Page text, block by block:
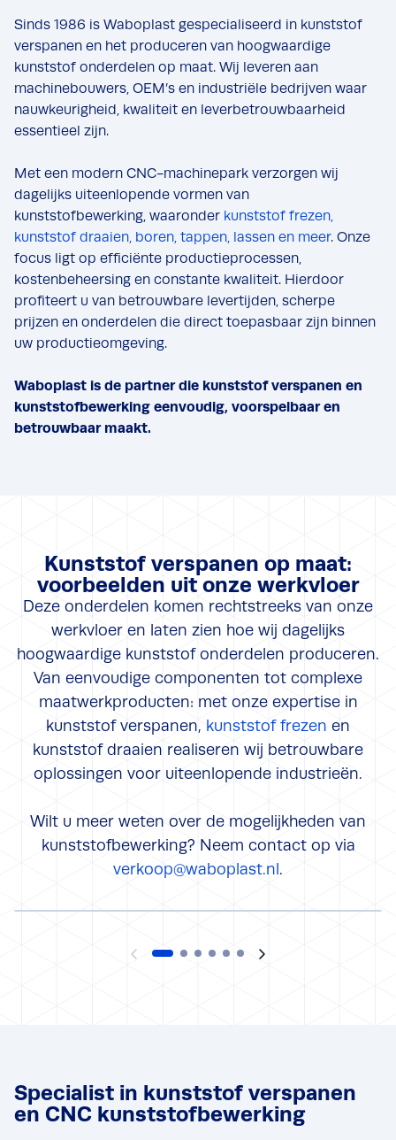
Sinds 1986 is Waboplast gespecialiseerd in kunststof
verspanen en het produceren van hoogwaardige
kunststof onderdelen op maat. Wij leveren aan
machinebouwers, OEM’s en industriële bedrijven waar
nauwkeurigheid, kwaliteit en leverbetrouwbaarheid
essentieel zijn.
Met een modern CNC-machinepark verzorgen wij
dagelijks uiteenlopende vormen van
kunststofbewerking, waaronder kunststof frezen,
kunststof draaien, boren, tappen, lassen en meer. Onze
focus ligt op efficiënte productieprocessen,
kostenbeheersing en constante kwaliteit. Hierdoor
profiteert u van betrouwbare levertijden, scherpe
prijzen en onderdelen die direct toepasbaar zijn binnen
uw productieomgeving.
Waboplast is de partner die kunststof verspanen en
kunststofbewerking eenvoudig, voorspelbaar en
betrouwbaar maakt.
Kunststof verspanen op maat:
voorbeelden uit onze werkvloer
Deze onderdelen komen rechtstreeks van onze
werkvloer en laten zien hoe wij dagelijks
hoogwaardige kunststof onderdelen produceren.
Van eenvoudige componenten tot complexe
maatwerkproducten: met onze expertise in
kunststof verspanen, kunststof frezen en
kunststof draaien realiseren wij betrouwbare
oplossingen voor uiteenlopende industrieën.
Wilt u meer weten over de mogelijkheden van
kunststofbewerking? Neem contact op via
verkoop@waboplast.nl .
Frezen Boren Zagen
Vorige Volgende
Specialist in kunststof verspanen
en CNC kunststofbewerking